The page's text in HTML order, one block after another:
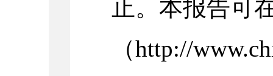
止。本报告可
（http://